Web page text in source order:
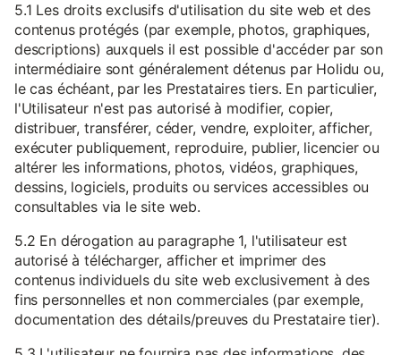
5.1 Les droits exclusifs d'utilisation du site web et des
contenus protégés (par exemple, photos, graphiques,
descriptions) auxquels il est possible d'accéder par son
intermédiaire sont généralement détenus par Holidu ou,
le cas échéant, par les Prestataires tiers. En particulier,
l'Utilisateur n'est pas autorisé à modifier, copier,
distribuer, transférer, céder, vendre, exploiter, afficher,
exécuter publiquement, reproduire, publier, licencier ou
altérer les informations, photos, vidéos, graphiques,
dessins, logiciels, produits ou services accessibles ou
consultables via le site web.
5.2 En dérogation au paragraphe 1, l'utilisateur est
autorisé à télécharger, afficher et imprimer des
contenus individuels du site web exclusivement à des
fins personnelles et non commerciales (par exemple,
documentation des détails/preuves du Prestataire tier).